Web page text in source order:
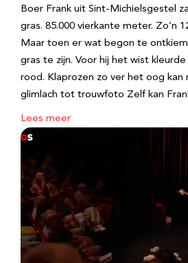
Boer Frank uit Sint-Michielsgestel
gras. 85.000 vierkante meter. Zo’n
Maar toen er wat begon te
gras te zijn. Voor hij het wist
rood. Klaprozen zo ver het oog kan
glimlach tot trouwfoto Zelf kan
Lees meer